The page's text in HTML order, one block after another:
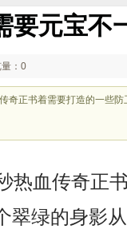
要元宝不
：0
奇正书着需要打造的一些
血传奇正
翠绿的身影